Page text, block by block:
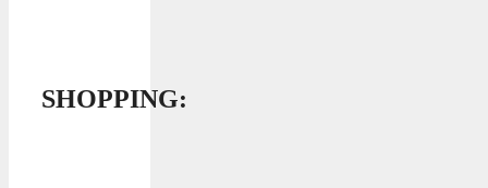
SHOPPING: